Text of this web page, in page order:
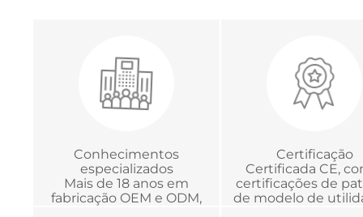
Conhecimentos
especializados
Mais de 18 anos em
fabricação OEM e ODM,
Certificação
Certificada CE,
certificações de
de modelo de